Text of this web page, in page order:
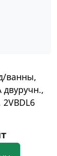
ванны,
двуручн.,